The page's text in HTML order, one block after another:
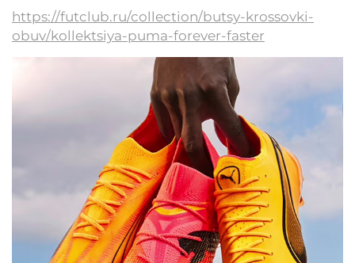
https://futclub.ru/collection/butsy-krossovki-
obuv/kollektsiya-puma-forever-faster